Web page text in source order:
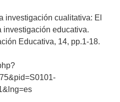
investigación cualitativa: El
educativa.
Educativa, 14, pp.1-18.